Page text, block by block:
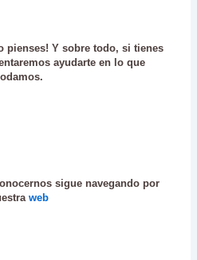
pienses! Y sobre todo, si tienes
ayudarte en lo que
sigue navegando por
web